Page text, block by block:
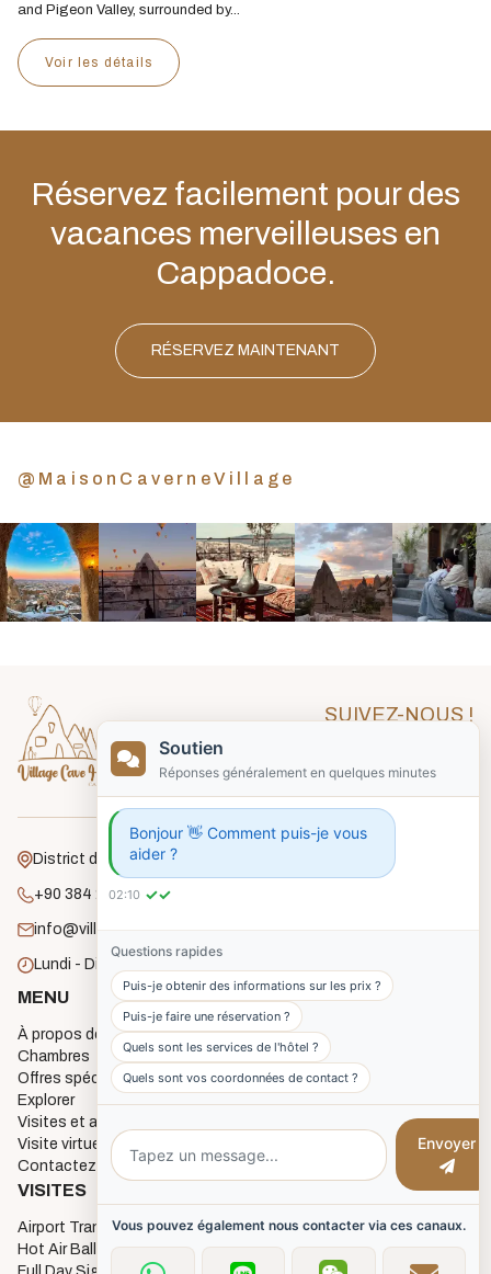
and Pigeon Valley, surrounded by...
Voir les détails
Réservez facilement pour des
vacances merveilleuses en
Cappadoce.
RÉSERVEZ MAINTENANT
@MaisonCaverneVillage
SUIVEZ-NOUS !
District de Gafelli, Rue Unlu, No:18 Goreme
+90 384 271 2182
info@villagecavehouse.com
Lundi - Dimanche : 8h00 - 22h00
MENU
À propos de nous
Chambres
Offres spéciales
Explorer
Visites et activités
Visite virtuelle à 360 degrés
Contactez
CHAMBRES
Economy Cave Rooms
Deluxe Cave Rooms
Deluxe Triple Cave Room
Junior Cave Suites
3 Single Bed Room
VISITES
Airport Transfers
Hot Air Balloon Flights
Soutien
Réponses généralement en quelques minutes
Bonjour 👋 Comment puis-je vous
aider ?
02:10 ✓✓
Questions rapides
Puis-je obtenir des informations sur les prix ?
Puis-je faire une réservation ?
Quels sont les services de l'hôtel ?
Quels sont vos coordonnées de contact ?
Envoyer
Vous pouvez également nous contacter via ces canaux.